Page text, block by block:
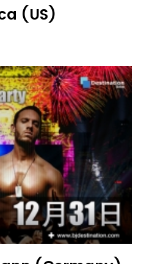
(US)